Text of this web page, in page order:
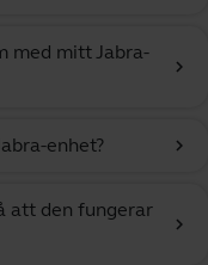
med mitt Jabra-
chevron_right
enhet? chevron_right
att den fungerar
chevron_right